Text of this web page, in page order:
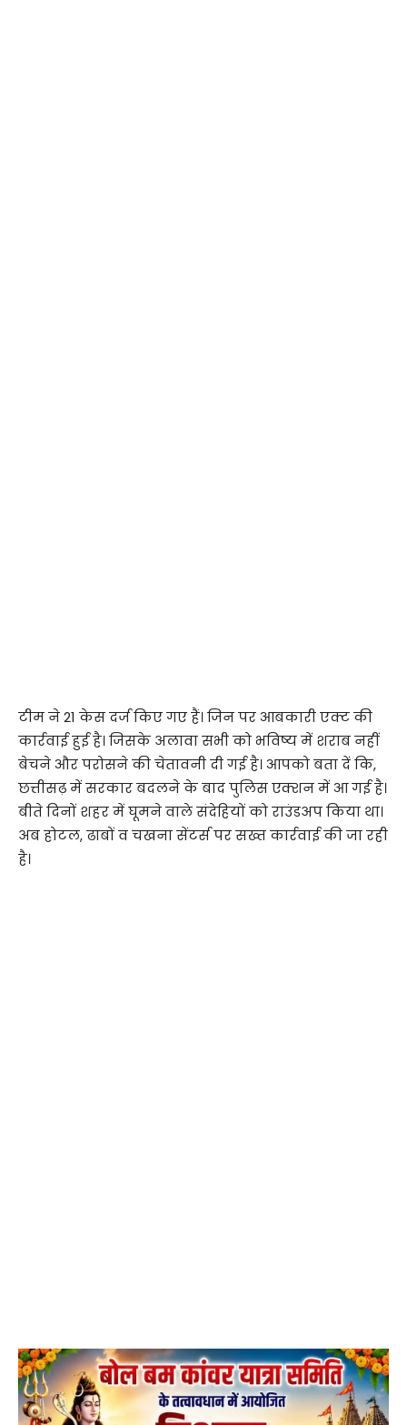
टीम ने 21 केस दर्ज किए गए हैं। जिन पर आबकारी एक्ट की
कार्रवाई हुई है। जिसके अलावा सभी को भविष्य में शराब नहीं
बेचने और परोसने की चेतावनी दी गई है। आपको बता दें कि,
छत्तीसढ़ में सरकार बदलने के बाद पुलिस एक्शन में आ गई है।
बीते दिनों शहर में घूमने वाले संदेहियों को राउंडअप किया था।
अब होटल, ढाबों व चखना सेंटर्स पर सख्त कार्रवाई की जा रही
है।